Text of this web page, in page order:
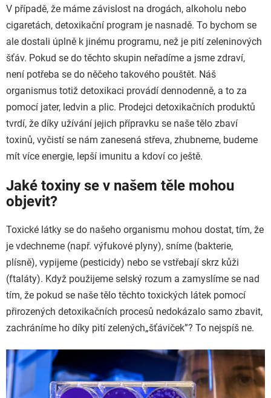
V případě, že máme závislost na drogách, alkoholu nebo
cigaretách, detoxikační program je nasnadě. To bychom se
ale dostali úplně k jinému programu, než je pití zeleninových
šťáv. Pokud se do těchto skupin neřadíme a jsme zdraví,
není potřeba se do něčeho takového pouštět. Náš
organismus totiž detoxikaci provádí dennodenně, a to za
pomocí jater, ledvin a plic. Prodejci detoxikačních produktů
tvrdí, že díky užívání jejich přípravku se naše tělo zbaví
toxinů, vyčistí se nám zanesená střeva, zhubneme, budeme
mít více energie, lepší imunitu a kdoví co ještě.
Jaké toxiny se v našem těle mohou
objevit?
Toxické látky se do našeho organismu mohou dostat, tím, že
je vdechneme (např. výfukové plyny), sníme (bakterie,
plísně), vypijeme (pesticidy) nebo se vstřebají skrz kůži
(ftaláty). Když použijeme selský rozum a zamyslíme se nad
tím, že pokud se naše tělo těchto toxických látek pomocí
přirozených detoxikačních procesů nedokázalo samo zbavit,
zachráníme ho díky pití zelených„šťáviček”? To nejspíš ne.